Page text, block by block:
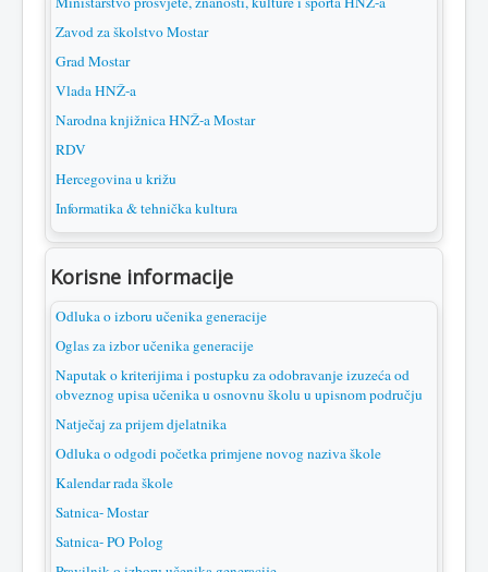
Zavod za školstvo Mostar
Grad Mostar
Vlada HNŽ-a
Narodna knjižnica HNŽ-a Mostar
RDV
Hercegovina u križu
Informatika & tehnička kultura
Korisne informacije
Odluka o izboru učenika generacije
Oglas za izbor učenika generacije
Naputak o kriterijima i postupku za odobravanje izuzeća od
obveznog upisa učenika u osnovnu školu u upisnom području
Natječaj za prijem djelatnika
Odluka o odgodi početka primjene novog naziva škole
Kalendar rada škole
Satnica- Mostar
Satnica- PO Polog